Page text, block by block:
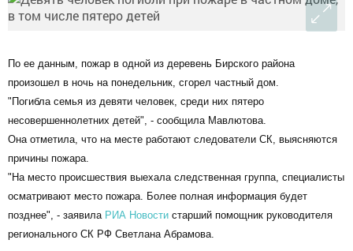
По ее данным, пожар в одной из деревень Бирского района
произошел в ночь на понедельник, сгорел частный дом.
"Погибла семья из девяти человек, среди них пятеро
несовершеннолетних детей", - сообщила Мавлютова.
Она отметила, что на месте работают следователи СК, выясняются
причины пожара.
"На место происшествия выехала следственная группа, специалисты
осматривают место пожара. Более полная информация будет
позднее", - заявила РИА Новости старший помощник руководителя
регионального СК РФ Светлана Абрамова.